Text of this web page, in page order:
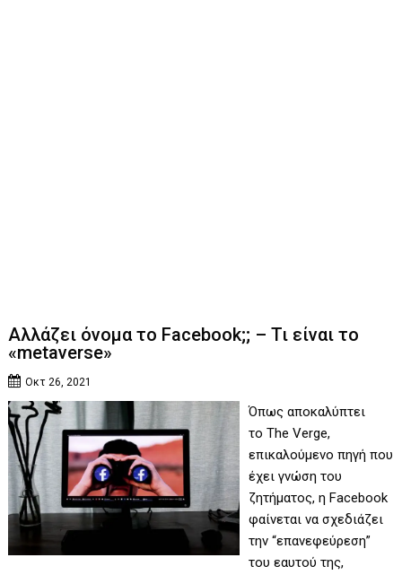
Αλλάζει όνομα το Facebook;; – Τι είναι το
«metaverse»
Οκτ 26, 2021
Όπως αποκαλύπτει
το The Verge,
επικαλούμενο πηγή που
έχει γνώση του
ζητήματος, η Facebook
φαίνεται να σχεδιάζει
την “επανεφεύρεση”
του εαυτού της,